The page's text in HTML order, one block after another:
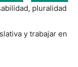
pluralidad
y trabajar en